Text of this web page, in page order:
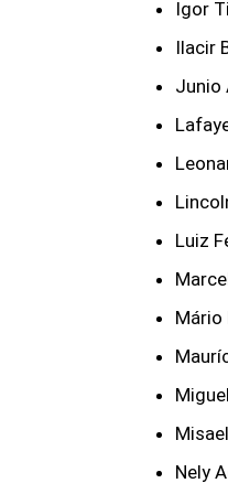
Igor
Ilacir
Junio
Luiz
Mário
Nely